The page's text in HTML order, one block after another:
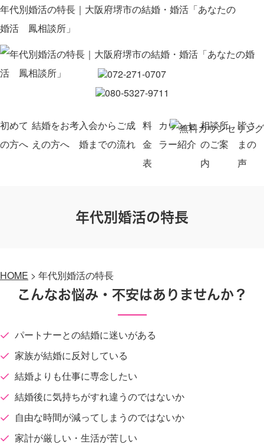
年代別婚活の特長｜大阪府堺市の結婚・婚活「あなたの
婚活 鳳相談所」
初めて
の方へ
結婚をお考
えの方へ
入会からご成
婚までの流れ
料
金
表
カウンセ
ラー紹介
相談所
のご案
内
皆さ
まの
声
年代別婚活の特長
HOME > 年代別婚活の特長
こんなお悩み・不安はありませんか？
パートナーとの結婚に迷いがある
家族が結婚に反対している
結婚よりも仕事に専念したい
結婚後に気持ちがすれ違うのではないか
自由な時間が減ってしまうのではないか
家計が厳しい・生活が苦しい